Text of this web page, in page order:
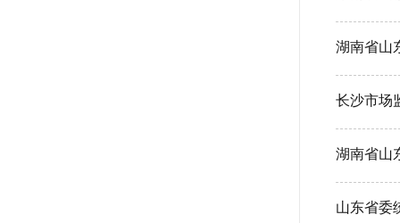
湖南省山
长沙市场
湖南省山
山东省委